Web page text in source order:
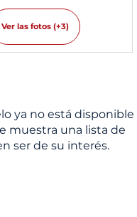
Ver las fotos (+3)
ya no está disponible
muestra una lista de
ser de su interés.